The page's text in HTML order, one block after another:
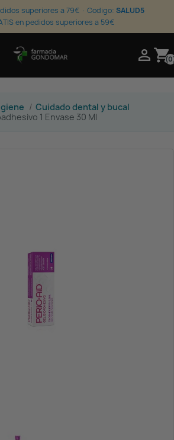
superiores a 79€ · Codigo: SALUD5
en pedidos superiores a 59€
 shopping_cart
Cuidado dental y bucal
1 Envase 30 Ml